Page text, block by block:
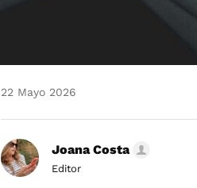
22 Mayo 2026
Joana Costa
Editor